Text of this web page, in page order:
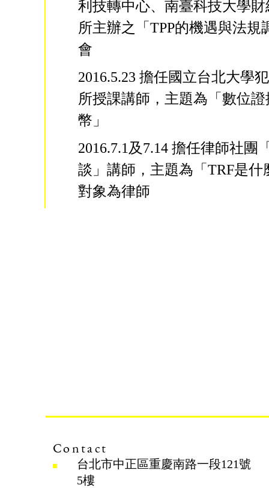
利技轉中心、南臺科技大學
所主辦之「TPP的機遇與法規
會
2016.5.23 擔任國立台北大學
所授課講師，主題為「數位
幣」
2016.7.1及7.14 擔任律師社團
談」講師，主題為「TRF是什
對象為律師
Contact
台北市中正區重慶南路一段121號
5樓